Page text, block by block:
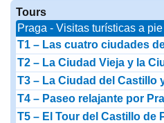
Tours
Praga - Visitas turísticas a pie
T1 – Las cuatro ciudades
T2 – La Ciudad Vieja y la
T3 – La Ciudad del Castillo
T4 – Paseo relajante por
T5 – El Tour del Castillo de